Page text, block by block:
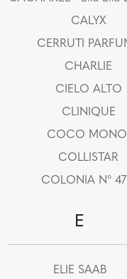
CALYX
CERRUTI
CHARLIE
CIELO ALTO
CLINIQUE
COCO
COLLISTAR
COLONIA N°
E
ELIE SAAB